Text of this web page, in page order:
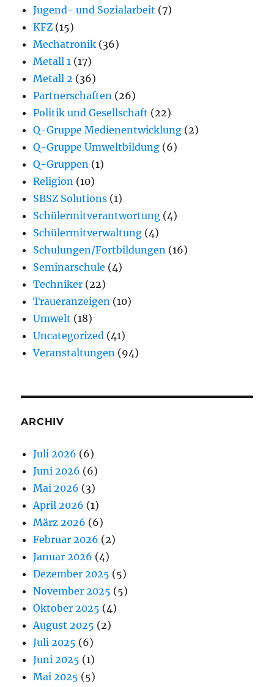
Jugend- und Sozialarbeit (7)
KFZ (15)
Mechatronik (36)
Metall 1 (17)
Metall 2 (36)
Partnerschaften (26)
Politik und Gesellschaft (22)
Q-Gruppe Medienentwicklung (2)
Q-Gruppe Umweltbildung (6)
Q-Gruppen (1)
Religion (10)
SBSZ Solutions (1)
Schülermitverantwortung (4)
Schülermitverwaltung (4)
Schulungen/Fortbildungen (16)
Seminarschule (4)
Techniker (22)
Traueranzeigen (10)
Umwelt (18)
Uncategorized (41)
Veranstaltungen (94)
ARCHIV
Juli 2026 (6)
Juni 2026 (6)
Mai 2026 (3)
April 2026 (1)
März 2026 (6)
Februar 2026 (2)
Januar 2026 (4)
Dezember 2025 (5)
November 2025 (5)
Oktober 2025 (4)
August 2025 (2)
Juli 2025 (6)
Juni 2025 (1)
Mai 2025 (5)